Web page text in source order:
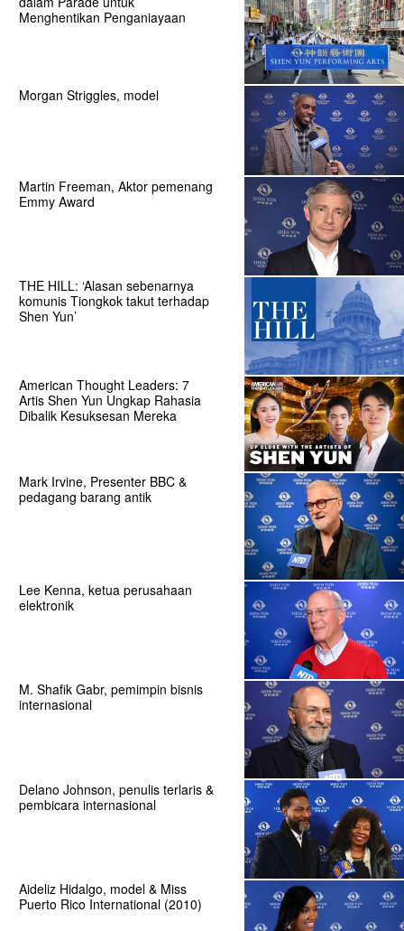
Menghentikan Penganiayaan
Morgan Striggles, model
Martin Freeman, Aktor pemenang
Emmy Award
THE HILL: ‘Alasan sebenarnya
komunis Tiongkok takut terhadap
Shen Yun’
American Thought Leaders: 7
Artis Shen Yun Ungkap Rahasia
Dibalik Kesuksesan Mereka
Mark Irvine, Presenter BBC &
pedagang barang antik
Lee Kenna, ketua perusahaan
elektronik
M. Shafik Gabr, pemimpin bisnis
internasional
Delano Johnson, penulis terlaris &
pembicara internasional
Aideliz Hidalgo, model & Miss
Puerto Rico International (2010)